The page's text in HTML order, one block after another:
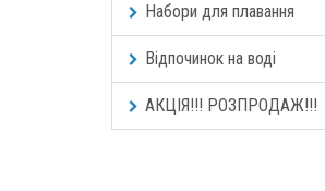
Набори для плавання
Відпочинок на воді
АКЦІЯ!!! РОЗПРОДАЖ!!!